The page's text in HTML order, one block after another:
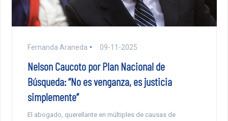
Fernanda Araneda 09-11-2025
Nelson Caucoto por Plan Nacional de
Búsqueda: “No es venganza, es justicia
simplemente”
El abogado, querellante en múltiples de causas de